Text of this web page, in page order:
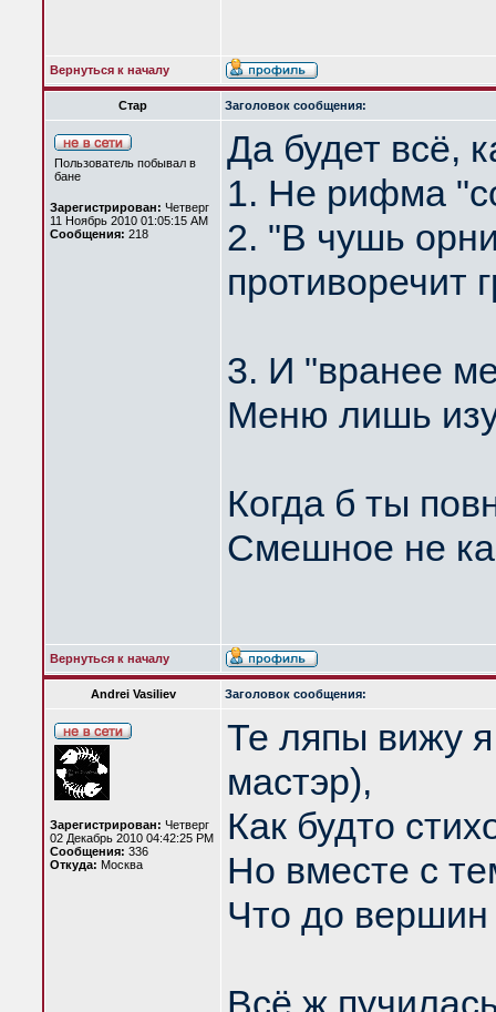
Вернуться к началу
Стар Заголовок сообщения:
Пользователь побывал в
бане
Зарегистрирован: Четверг
11 Ноябрь 2010 01:05:15 AM
Сообщения: 218
Да будет всё,
1. Не рифма
2. "В чушь
противоречит
3. И "вранее
Меню лишь
Когда б ты
Смешное не
Вернуться к началу
Andrei Vasiliev Заголовок сообщения:
Зарегистрирован: Четверг
02 Декабрь 2010 04:42:25 PM
Сообщения: 336
Откуда: Москва
Те ляпы вижу
мастэр),
Как будто
Но вместе с
Что до
Всё ж